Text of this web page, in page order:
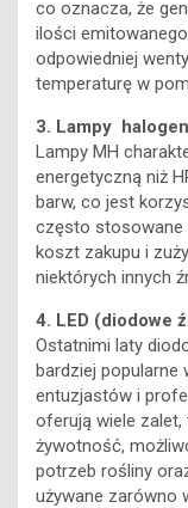
co oznacza, że
ilości
odpowiedniej
temperaturę w
3. Lampy
Lampy MH
energetyczną niż
barw, co jest
często stosowane
koszt zakupu i
niektórych innych
4. LED (diodowe
Ostatnimi laty
bardziej popularne
entuzjastów i
oferują wiele zalet,
żywotność,
potrzeb rośliny
używane zarówno